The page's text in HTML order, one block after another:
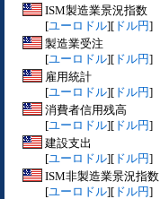
ISM製造業景況指数
[ユーロドル][ ドル円]
製造業受注
[ユーロドル][ ドル円]
雇用統計
[ユーロドル][ ドル円]
消費者信用残高
[ユーロドル][ ドル円]
建設支出
[ユーロドル][ ドル円]
ISM非製造業景況指数
[ユーロドル][ ドル円]